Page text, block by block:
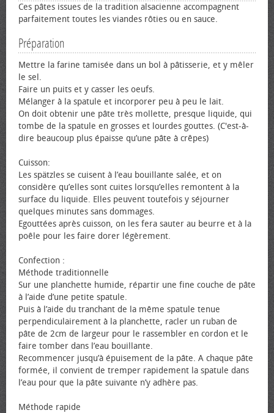
Ces pâtes issues de la tradition alsacienne accompagnent
parfaitement toutes les viandes rôties ou en sauce.
Préparation
Mettre la farine tamisée dans un bol à pâtisserie, et y mêler
le sel.
Faire un puits et y casser les œufs.
Mélanger à la spatule et incorporer peu à peu le lait.
On doit obtenir une pâte très mollette, presque liquide, qui
tombe de la spatule en grosses et lourdes gouttes. (C'est-à-
dire beaucoup plus épaisse qu’une pâte à crêpes)
Cuisson:
Les spätzles se cuisent à l’eau bouillante salée, et on
considère qu’elles sont cuites lorsqu’elles remontent à la
surface du liquide. Elles peuvent toutefois y séjourner
quelques minutes sans dommages.
Egouttées après cuisson, on les fera sauter au beurre et à la
poêle pour les faire dorer légèrement.
Confection :
Méthode traditionnelle
Sur une planchette humide, répartir une fine couche de pâte
à l’aide d’une petite spatule.
Puis à l’aide du tranchant de la même spatule tenue
perpendiculairement à la planchette, racler un ruban de
pâte de 2cm de largeur pour le rassembler en cordon et le
faire tomber dans l’eau bouillante.
Recommencer jusqu’à épuisement de la pâte. A chaque pâte
formée, il convient de tremper rapidement la spatule dans
l’eau pour que la pâte suivante n’y adhère pas.
Méthode rapide